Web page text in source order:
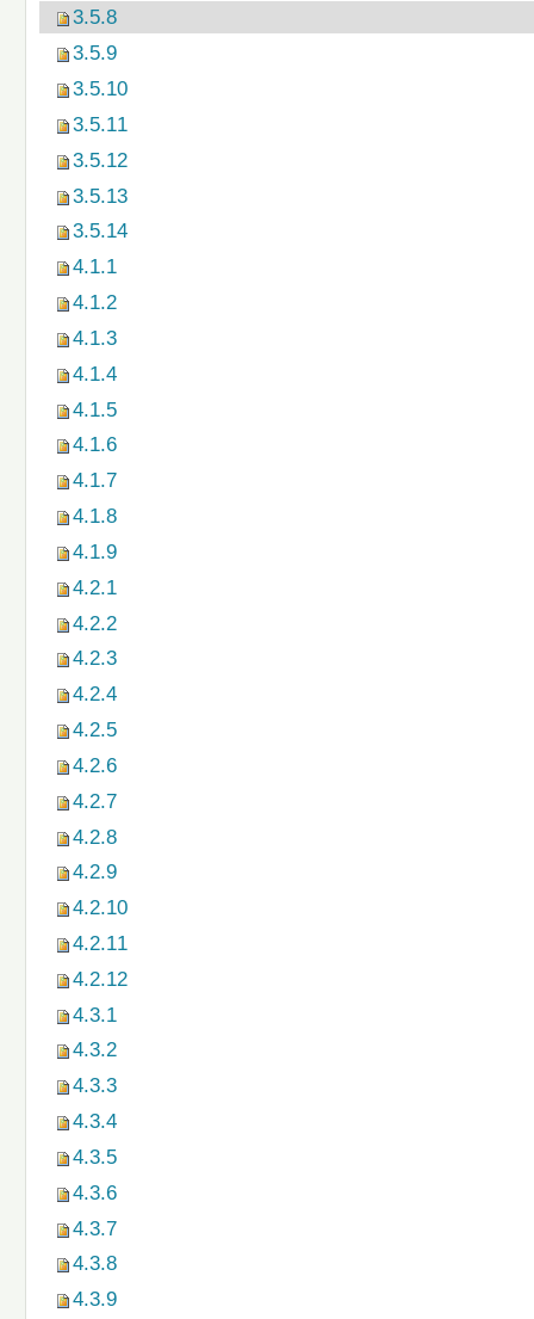
3.5.8
3.5.9
3.5.10
3.5.11
3.5.12
3.5.13
3.5.14
4.1.1
4.1.2
4.1.3
4.1.4
4.1.5
4.1.6
4.1.7
4.1.8
4.1.9
4.2.1
4.2.2
4.2.3
4.2.4
4.2.5
4.2.6
4.2.7
4.2.8
4.2.9
4.2.10
4.2.11
4.2.12
4.3.1
4.3.2
4.3.3
4.3.4
4.3.5
4.3.6
4.3.7
4.3.8
4.3.9